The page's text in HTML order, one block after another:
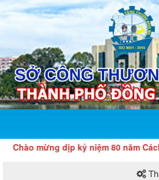
mừng dịp kỷ niệm 80 năm Cách